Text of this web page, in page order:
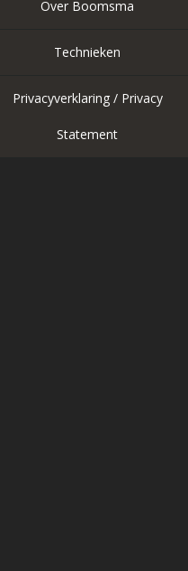
Over Boomsma
Technieken
Privacyverklaring / Privacy
Statement